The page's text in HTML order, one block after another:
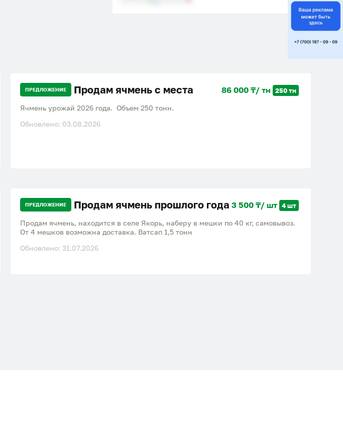
ПРЕДЛОЖЕНИЕ Продам ячмень с места 86 000 ₸/ тн 250 тн
Ячмень урожай 2026 года. Объем 250 тонн.
Обновлено: 03.08.2026
ПРЕДЛОЖЕНИЕ Продам ячмень прошлого года 3 500 ₸/ шт 4 шт
Продам ячмень, находится в селе Якорь, наберу в мешки по 40 кг, самовывоз.
От 4 мешков возможна доставка. Ватсап 1,5 тонн
Обновлено: 31.07.2026